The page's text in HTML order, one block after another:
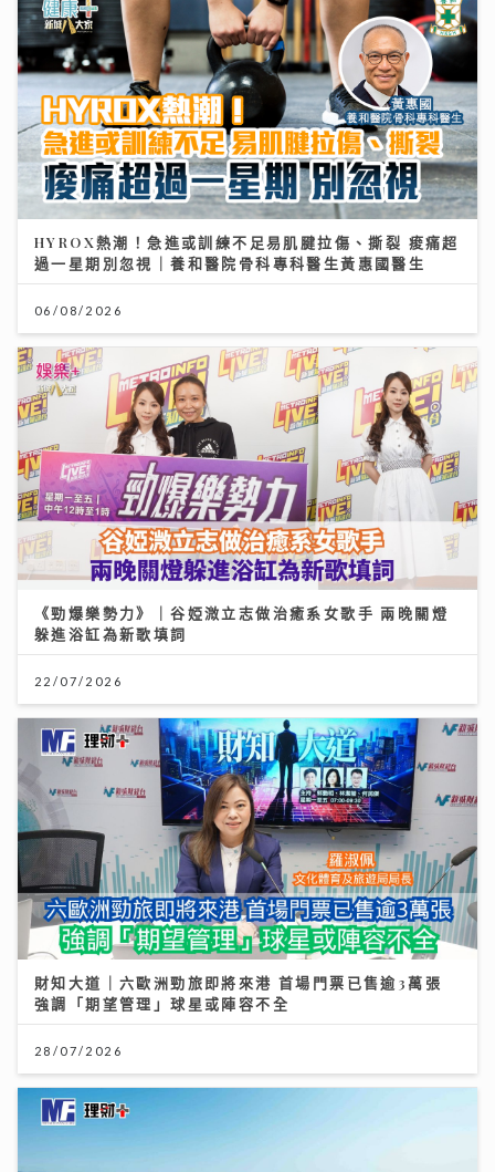
HYROX熱潮！急進或訓練不足易肌腱拉傷、撕裂 痠痛超
過一星期別忽視｜養和醫院骨科專科醫生黃惠國醫生
06/08/2026
《勁爆樂勢力》｜谷婭溦立志做治癒系女歌手 兩晚關燈
躲進浴缸為新歌填詞
22/07/2026
財知大道｜六歐洲勁旅即將來港 首場門票已售逾3萬張
強調「期望管理」球星或陣容不全
28/07/2026